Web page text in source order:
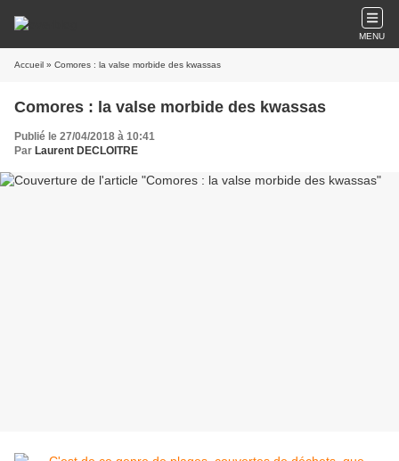
MENU
Accueil » Comores : la valse morbide des kwassas
Comores : la valse morbide des kwassas
Publié le 27/04/2018 à 10:41
Par Laurent DECLOITRE